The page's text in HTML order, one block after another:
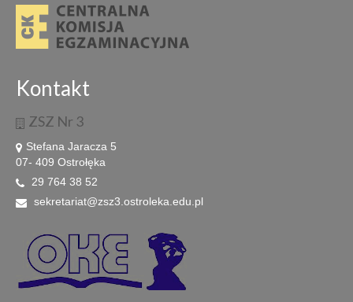
Kontakt
ZSZ Nr 3
Stefana Jaracza 5
07- 409 Ostrołęka
29 764 38 52
sekretariat@zsz3.ostroleka.edu.pl